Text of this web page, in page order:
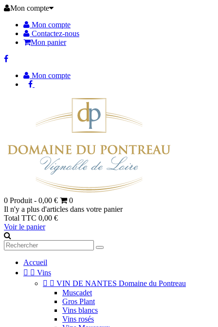
Mon compte
Mon compte
Contactez-nous
Mon panier
Mon compte
0 Produit - 0,00 €
0
Il n'y a plus d'articles dans votre panier
Total TTC 0,00 €
Voir le panier
Accueil
  Vins
  VIN DE NANTES Domaine du Pontreau
Muscadet
Gros Plant
Vins blancs
Vins rosés